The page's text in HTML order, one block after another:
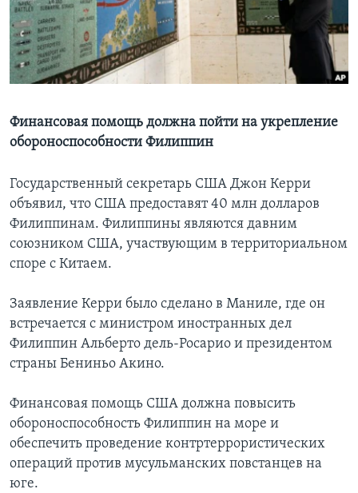
Learning English
СОЦИАЛЬНЫЕ СЕТИ
Языки
Финансовая помощь должна пойти на укрепление
обороноспособности Филиппин
Государственный секретарь США Джон Керри
объявил, что США предоставят 40 млн долларов
Филиппинам. Филиппины являются давним
союзником США, участвующим в территориальном
споре с Китаем.
Заявление Керри было сделано в Маниле, где он
встречается с министром иностранных дел
Филиппин Альберто дель-Росарио и президентом
страны Бениньо Акино.
Финансовая помощь США должна повысить
обороноспособность Филиппин на море и
обеспечить проведение контртеррористических
операций против мусульманских повстанцев на
юге.